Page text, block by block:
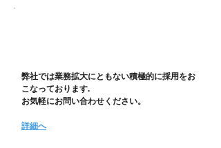
弊社では業務拡大にともない積極的に採用をお
こなっております.
お気軽にお問い合わせください。
詳細へ